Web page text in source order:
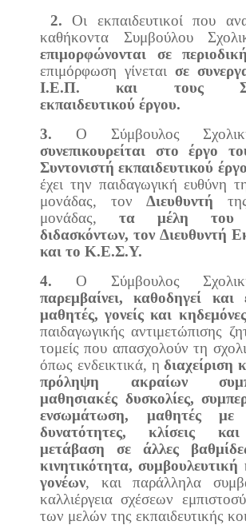
2. Οι εκπαιδευτικοί που
καθήκοντα Συμβούλου
επιμορφώνονται σε
επιμόρφωση γίνεται σε
Ι.Ε.Π. και τους
εκπαιδευτικού έργου.
3. Ο Σύμβουλος
συνεπικουρείται στο έργο
Συντονιστή εκπαιδευτικού
έχει την παιδαγωγική ευθύνη
μονάδας, τον Διευθυντή
μονάδας, τα μέλη του
διδασκόντων, τον Διευθυντή
και το Κ.Ε.Σ.Υ.
4. Ο Σύμβουλος
παρεμβαίνει, καθοδηγεί και
μαθητές, γονείς και κηδεμόνες
παιδαγωγικής αντιμετώπισης
τομείς που απασχολούν τη
όπως ενδεικτικά, ηδιαχείριση
πρόληψη ακραίων
μαθησιακές δυσκολίες,
ενσωμάτωση, μαθητές με
δυνατότητες, κλίσεις
μετάβαση σε άλλες
κινητικότητα, συμβουλευτική
γονέων, και παράλληλα
καλλιέργεια σχέσεων
των μελών της εκπαιδευτικής